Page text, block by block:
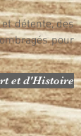
détente, des
pour
et d'Histoire